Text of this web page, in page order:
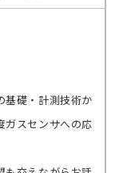
礎・計測技術か
ガスセンサへの応